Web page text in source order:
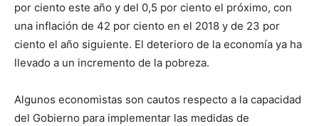
por ciento este año y del 0,5 por ciento el próximo, con
una inflación de 42 por ciento en el 2018 y de 23 por
ciento el año siguiente. El deterioro de la economía ya ha
llevado a un incremento de la pobreza.
Algunos economistas son cautos respecto a la capacidad
del Gobierno para implementar las medidas de